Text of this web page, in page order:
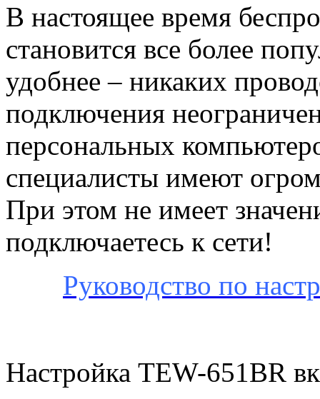
В настоящее время
становится все более
удобнее – никаких
подключения
персональных
специалисты имеют
При этом не имеет
подключаетесь к сети!
Руководство по
Настройка TEW-651BR